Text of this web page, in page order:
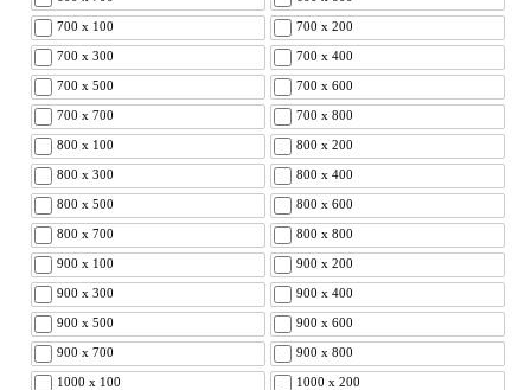
700 x 100 700 x 200
700 x 300 700 x 400
700 x 500 700 x 600
700 x 700 700 x 800
800 x 100 800 x 200
800 x 300 800 x 400
800 x 500 800 x 600
800 x 700 800 x 800
900 x 100 900 x 200
900 x 300 900 x 400
900 x 500 900 x 600
900 x 700 900 x 800
1000 x 100 1000 x 200